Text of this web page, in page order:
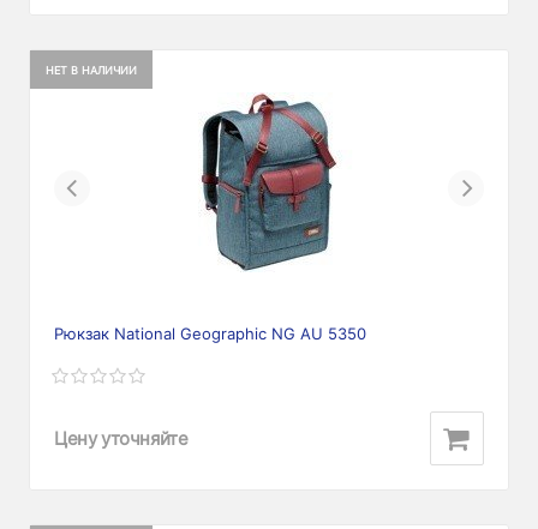
НЕТ В НАЛИЧИИ
Previous Next
Рюкзак National Geographic NG AU 5350
Цену уточняйте